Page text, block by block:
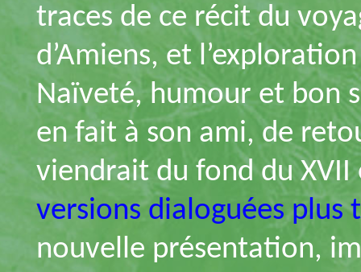
traces de ce récit du
d’Amiens, et
Naïveté, humour et bon
en fait à son ami, de
viendrait du fond du XVII
versions dialoguées plus
nouvelle présentation,